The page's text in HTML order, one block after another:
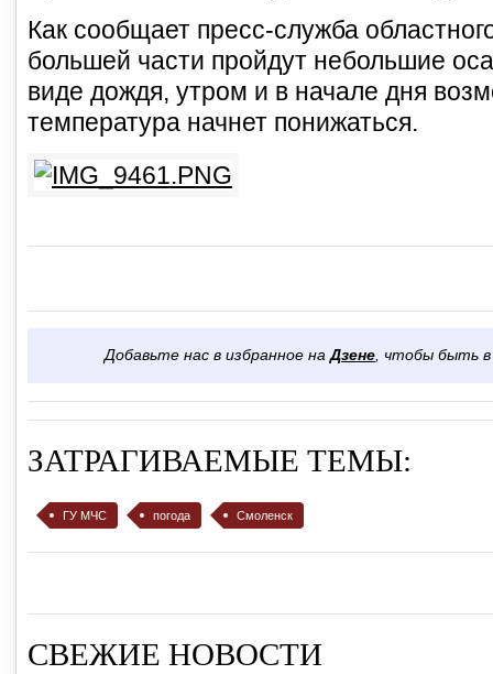
Как сообщает пресс-служба
большей части пройдут небольшие
виде дождя, утром и в начале дня
температура начнет понижаться.
Добавьте нас в избранное наДзене , чтобы быть
ЗАТРАГИВАЕМЫЕ ТЕМЫ:
ГУ МЧС погода Смоленск
СВЕЖИЕ НОВОСТИ